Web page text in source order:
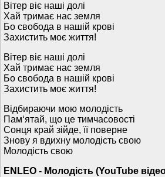
Вітер віє наші долі
Хай тримає нас земля
Бо свобода в нашій крові
Захистить моє життя!
Вітер віє наші долі
Хай тримає нас земля
Бо свобода в нашій крові
Захистить моє життя!
Відбираючи мою молодість
Пам‘ятай, що це тимчасовості
Сонця край зійде, її поверне
Знову я вдихну молодість свою
Молодість свою
ENLEO - Молодість (YouTube